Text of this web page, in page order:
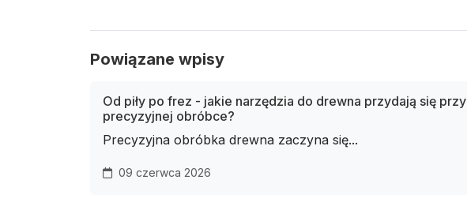
Powiązane wpisy
Od piły po frez - jakie narzędzia do drewna przydają się przy
precyzyjnej obróbce?
Precyzyjna obróbka drewna zaczyna się...
09 czerwca 2026